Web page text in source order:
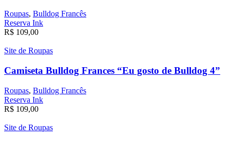
Roupas, Bulldog Francês
Reserva Ink
R$ 109,00
Site de Roupas
Camiseta Bulldog Frances “Eu gosto de Bulldog 4”
Roupas, Bulldog Francês
Reserva Ink
R$ 109,00
Site de Roupas